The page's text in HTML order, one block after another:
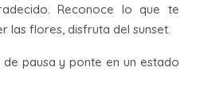
Reconoce lo que te
las flores, disfruta del sunset.
pausa y ponte en un estado